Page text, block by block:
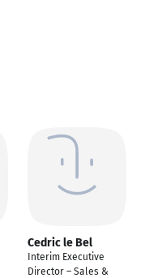
Cedric le Bel
Interim Executive
Director – Sales &